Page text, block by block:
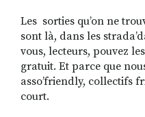
Les sorties qu’on ne
sont là, dans les
vous, lecteurs, pouvez
gratuit. Et parce que
asso’friendly, collectifs
court.